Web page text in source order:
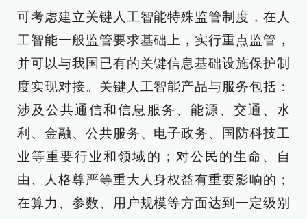
可考虑建立关键人工智能特殊监管制度，在人
工智能一般监管要求基础上，实行重点监管，
并可以与我国已有的关键信息基础设施保护制
度实现对接。关键人工智能产品与服务包括：
涉及公共通信和信息服务、能源、交通、水
利、金融、公共服务、电子政务、国防科技工
业等重要行业和领域的；对公民的生命、自
由、人格尊严等重大人身权益有重要影响的；
在算力、参数、用户规模等方面达到一定级别